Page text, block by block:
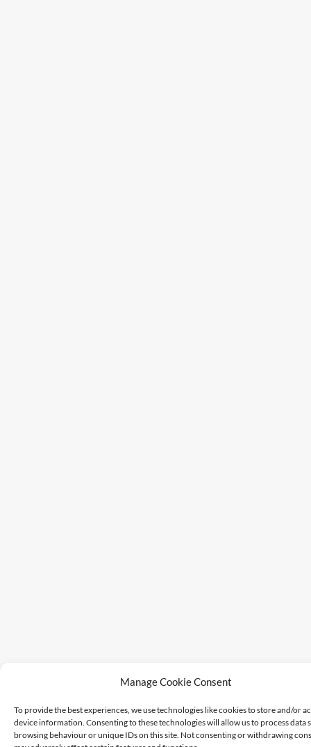
Manage Cookie Consent
To provide the best experiences, we use technologies like cookies to store and/or
device information. Consenting to these technologies will allow us to process data
browsing behaviour or unique IDs on this site. Not consenting or withdrawing